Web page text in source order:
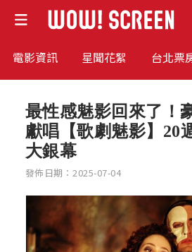
電影資訊 星聞花絮 台北票
最性感魅影回來了！
獻唱【歌劇魅影】20
大銀幕
發佈日期：2025-07-04